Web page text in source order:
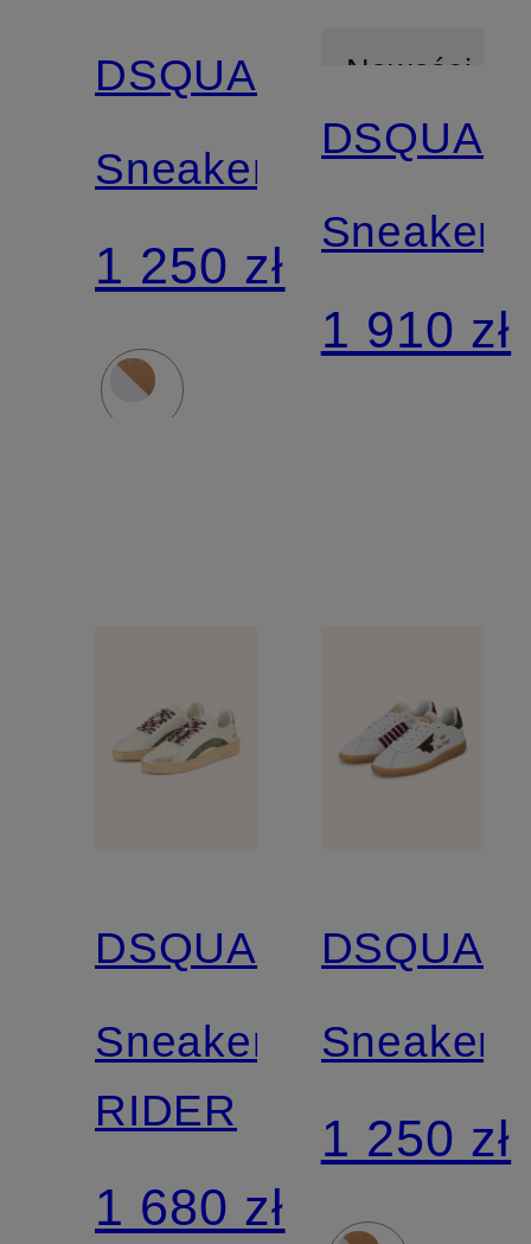
DSQUARED2
Sneakersy
1 250 zł
Nowości
1 910 zł
DSQUARED2
Sneakersy
RIDER
1 680 zł
1 250 zł